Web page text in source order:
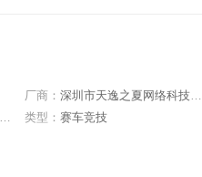
厂商： 深圳市天逸之夏网络科技有限公司
类型： 赛车竞技